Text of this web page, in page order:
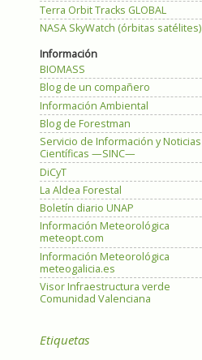
Terra Orbit Tracks GLOBAL
NASA SkyWatch (órbitas satélites)
Información
BIOMASS
Blog de un compañero
Información Ambiental
Blog de Forestman
Servicio de Información y Noticias
Científicas —SINC—
DiCyT
La Aldea Forestal
Boletín diario UNAP
Información Meteorológica
meteopt.com
Información Meteorológica
meteogalicia.es
Visor Infraestructura verde
Comunidad Valenciana
Etiquetas